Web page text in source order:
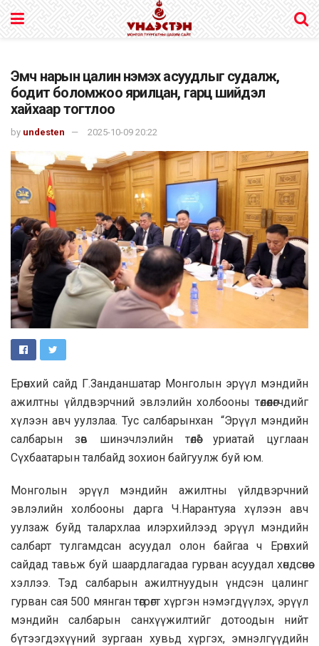
Эмч нарын цалин нэмэх асуудлыг судалж,
бодит боломжоо ярилцан, гарц шийдэл
хайхаар тогтлоо
by undesten 2025-10-09 20:22
Ерөнхий сайд Г.Занданшатар Монголын эрүүл мэндийн
ажилтны үйлдвэрчний эвлэлийн холбооны төлөөлөгчдийг
хүлээн авч уулзлаа. Тус салбарынхан “Эрүүл мэндийн
салбарын зөв шинэчлэлийн төлөө” уриатай цуглаан
Сүхбаатарын талбайд зохион байгуулж буй юм.
Монголын эрүүл мэндийн ажилтны үйлдвэрчний
эвлэлийн холбооны дарга Ч.Нарантуяа хүлээн авч
уулзаж буйд талархлаа илэрхийлээд эрүүл мэндийн
салбарт тулгамдсан асуудал олон байгаа ч Ерөнхий
сайдад тавьж буй шаардлагадаа гурван асуудал хөндсөнөө
хэллээ. Тэд салбарын ажилтнуудын үндсэн цалинг
гурван сая 500 мянган төгрөгт хүргэн нэмэгдүүлэх, эрүүл
мэндийн салбарын санхүүжилтийг дотоодын нийт
бүтээгдэхүүний зургаан хувьд хүргэх, эмнэлгүүдийн